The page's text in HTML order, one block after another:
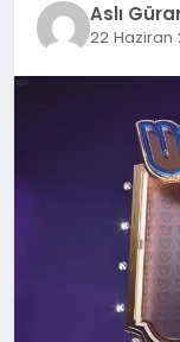
BILIM VE
OTOMOBIL
Aslı
22 Haziran